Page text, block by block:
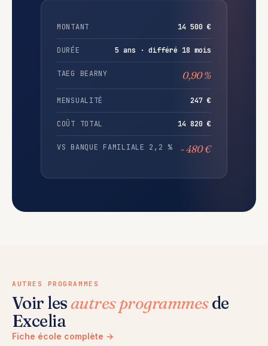
MONTANT 14 500 €
DURÉE 5 ans · différé 18 mois
TAEG BEARNY 0,90 %
MENSUALITÉ 247 €
COÛT TOTAL 14 820 €
VS BANQUE FAMILIALE 2,2 % - 480 €
AUTRES PROGRAMMES
Voir lesautres programmesde
Excelia
Fiche école complète →